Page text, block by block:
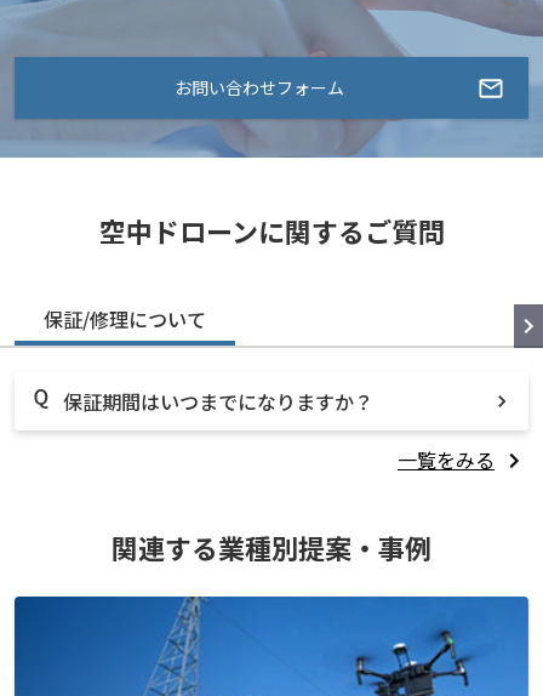
お問い合わせフォーム
空中ドローンに関するご質問
保証/修理について
保証期間はいつまでになりますか？
一覧をみる
関連する業種別提案・事例